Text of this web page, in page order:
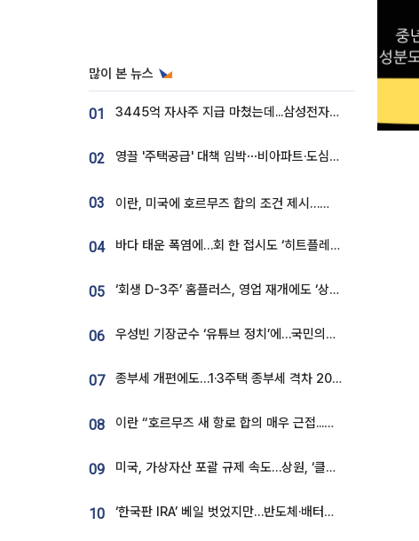
많이 본 뉴스
01 3445억 자사주 지급 마쳤는데...삼성전자 DX노조, 뒤늦은 '떼쓰기 집회'
02 영끌 '주택공급' 대책 임박⋯비아파트·도심복합까지 총동원
03 이란, 미국에 호르무즈 합의 조건 제시…美 “경기 아직 안 끝나” [종합]
04 바다 태운 폭염에…회 한 접시도 ‘히트플레이션’
05 ‘회생 D-3주’ 홈플러스, 영업 재개에도 ‘상품 공급망’ 복구가 생존 관건
06 우성빈 기장군수 ‘유튜브 정치’에…국민의힘 군의원들 집단 반발
07 종부세 개편에도…1·3주택 종부세 격차 2028년부터 확대
08 이란 “호르무즈 새 항로 합의 매우 근접...미국 배상 먼저”
09 미국, 가상자산 포괄 규제 속도…상원, ‘클래리티법’ 9월 절차투표 추진
10 ‘한국판 IRA’ 베일 벗었지만…반도체·배터리 업계 “시행령이 관건”